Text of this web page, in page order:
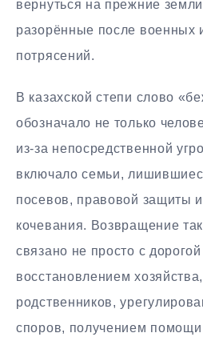
вернуться на прежние
разорённые после военных
потрясений.
В казахской степи слово
обозначало не только
из-за непосредственной
включало семьи,
посевов, правовой защиты
кочевания. Возвращение
связано не просто с
восстановлением
родственников,
споров, получением